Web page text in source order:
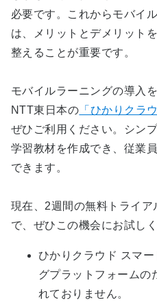
必要です。これからモバイ
は、メリットとデメリット
整えることが重要です。
モバイルラーニングの導入
NTT東日本の 「ひかりクラ
ぜひご利用ください。シン
学習教材を作成でき、従業
できます。
現在、2週間の無料トライ
で、ぜひこの機会にお試しく
ひかりクラウド スマ
グプラットフォームの
れておりません。